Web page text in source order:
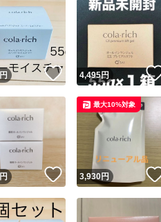
円 いいね！
4,495円
円 いいね！
3,930円
最大10%対象